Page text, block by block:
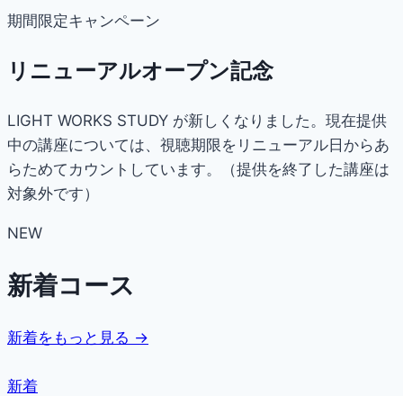
期間限定キャンペーン
リニューアルオープン記念
LIGHT WORKS STUDY が新しくなりました。現在提供
中の講座については、視聴期限をリニューアル日からあ
らためてカウントしています。（提供を終了した講座は
対象外です）
NEW
新着コース
新着をもっと見る →
新着